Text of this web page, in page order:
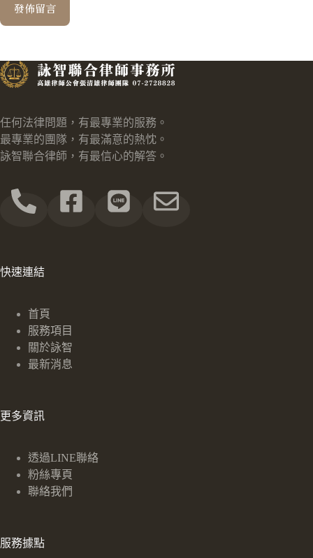
發佈留言
任何法律問題，有最專業的服務。
最專業的團隊，有最滿意的熱忱。
詠智聯合律師，有最信心的解答。
快速連結
首頁
服務項目
關於詠智
最新消息
更多資訊
透過LINE聯絡
粉絲專頁
聯絡我們
服務據點